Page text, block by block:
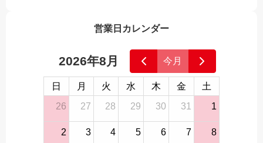
営業日カレンダー
2026年8月 今月
日 月 火 水 木 金
土
26
27 28 29 30 31 1
2 3 4 5 6 7 8